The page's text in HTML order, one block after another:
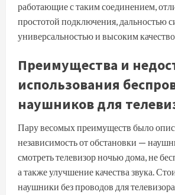
работающие с таким соединением,
простотой подключения, дальностью
универсальностью и высоким
Преимущества и
использования
наушников для
Пару весомых преимуществ было
независимость от обстановки —
смотреть телевизор ночью дома, не
а также улучшение качества звука.
наушники без проводов для